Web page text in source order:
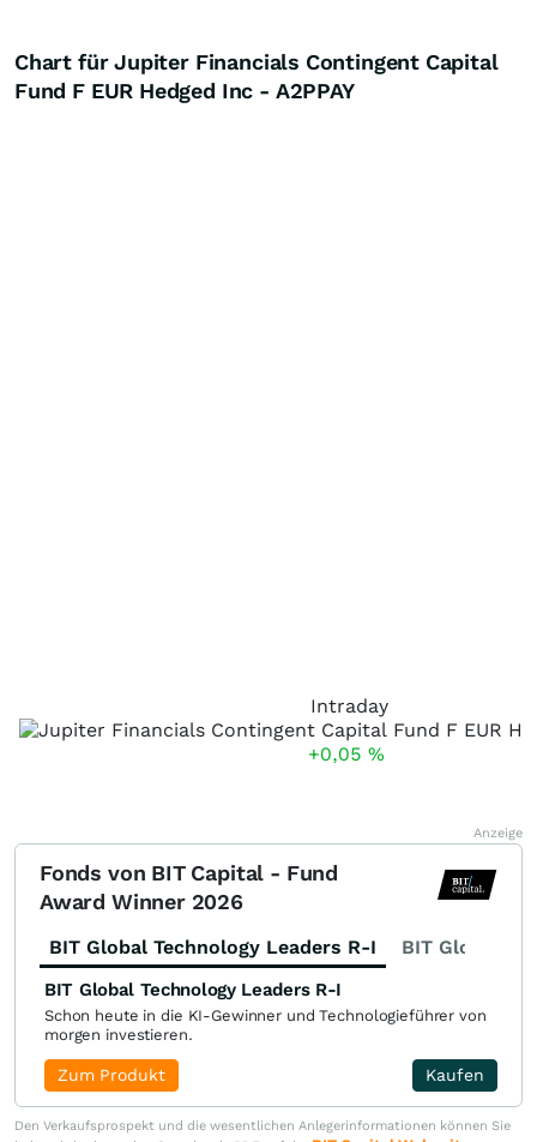
Chart für Jupiter Financials Contingent Capital
Fund F EUR Hedged Inc - A2PPAY
Intraday
+0,05 %
Anzeige
Fonds von BIT Capital - Fund
Award Winner 2026
BIT Global Technology Leaders R-I BIT Global
BIT Global Technology Leaders R-I
Schon heute in die KI-Gewinner und Technologieführer von
morgen investieren.
Kaufen
Zum Produkt
Den Verkaufsprospekt und die wesentlichen Anlegerinformationen können Sie